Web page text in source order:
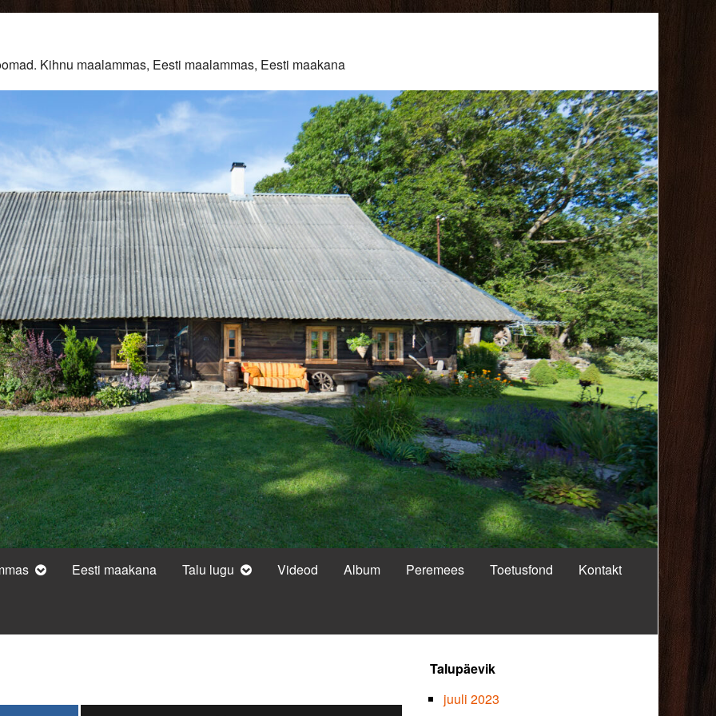
Kihnu maalammas, Eesti maalammas, Eesti maakana
Eesti maakana Talu lugu Videod Album Peremees Toetusfond Kontakt
Primary
Sidebar
Talupäevik
juuli 2023